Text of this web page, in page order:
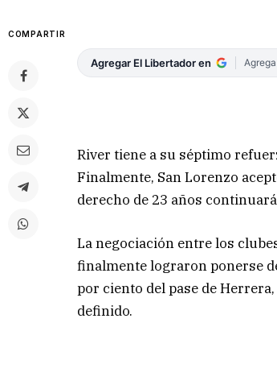
COMPARTIR
Agregar El Libertador en
River tiene a su séptimo
Finalmente, San Lorenzo
derecho de 23 años
La negociación entre los
finalmente lograron ponerse
por ciento del pase de
definido.